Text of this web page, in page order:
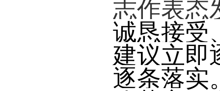
志作表态
诚恳接受
建议立即
逐条落实